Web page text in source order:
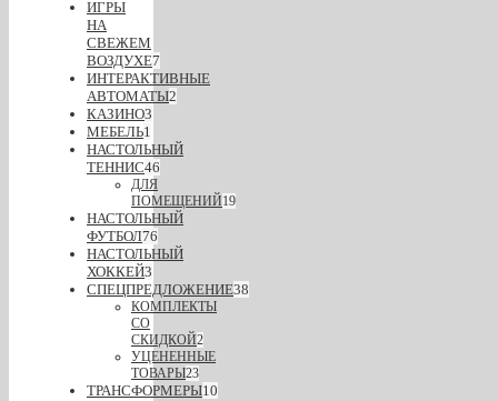
ИГРЫ
НА
СВЕЖЕМ
ВОЗДУХЕ7
ИНТЕРАКТИВНЫЕ
АВТОМАТЫ2
КАЗИНО3
МЕБЕЛЬ1
НАСТОЛЬНЫЙ
ТЕННИС46
ДЛЯ
ПОМЕЩЕНИЙ19
НАСТОЛЬНЫЙ
ФУТБОЛ76
НАСТОЛЬНЫЙ
ХОККЕЙ3
СПЕЦПРЕДЛОЖЕНИЕ38
КОМПЛЕКТЫ
СО
СКИДКОЙ2
УЦЕНЕННЫЕ
ТОВАРЫ23
ТРАНСФОРМЕРЫ10